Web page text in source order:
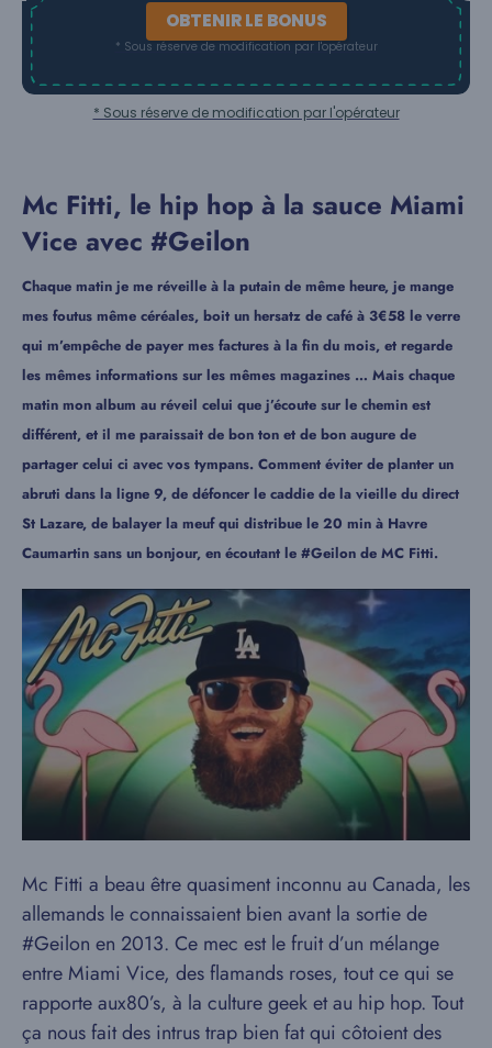
OBTENIR LE BONUS
* Sous réserve de modification par l'opérateur
* Sous réserve de modification par l'opérateur
Mc Fitti, le hip hop à la sauce Miami
Vice avec #Geilon
Chaque matin je me réveille à la putain de même heure, je mange
mes foutus même céréales, boit un hersatz de café à 3€58 le verre
qui m’empêche de payer mes factures à la fin du mois, et regarde
les mêmes informations sur les mêmes magazines … Mais chaque
matin mon album au réveil celui que j’écoute sur le chemin est
différent, et il me paraissait de bon ton et de bon augure de
partager celui ci avec vos tympans. Comment éviter de planter un
abruti dans la ligne 9, de défoncer le caddie de la vieille du direct
St Lazare, de balayer la meuf qui distribue le 20 min à Havre
Caumartin sans un bonjour, en écoutant le #Geilon de MC Fitti.
Mc Fitti a beau être quasiment inconnu au Canada, les
allemands le connaissaient bien avant la sortie de
#Geilon en 2013. Ce mec est le fruit d’un mélange
entre Miami Vice, des flamands roses, tout ce qui se
rapporte aux80’s, à la culture geek et au hip hop. Tout
ça nous fait des intrus trap bien fat qui côtoient des